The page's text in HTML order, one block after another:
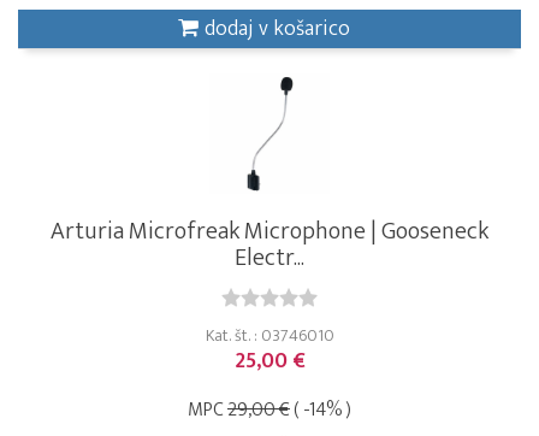
dodaj v košarico
Arturia Microfreak Microphone | Gooseneck
Electr...
Kat. št. : 03746010
25,00 €
MPC29,00 €( -14% )